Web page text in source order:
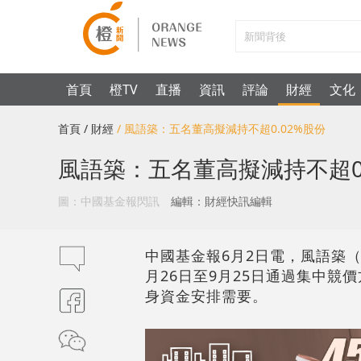
首頁 橙TV 直播 資訊 評論 財經 文化
首頁 / 財經 / 風語築：五名董高擬減持不超0.02%股份
風語築：五名董高擬減持不超
圖：中國基金報閃訊 編輯：財經快訊編輯
中國基金報6月2日電，風語築
月26日至9月25日通過集中競
身資金安排需要。